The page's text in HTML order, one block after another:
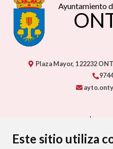
Este sitio utiliza
Ayuntamiento
Plaza Mayor, 122232
PROTECCIÓN DE
POLÍTICA